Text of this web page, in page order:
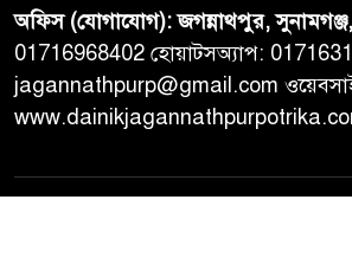
অফিস (যোগাযোগ): জগন্নাথপুর,
01716968402 হোয়াটসঅ্যাপ:
jagannathpurp@gmail.com